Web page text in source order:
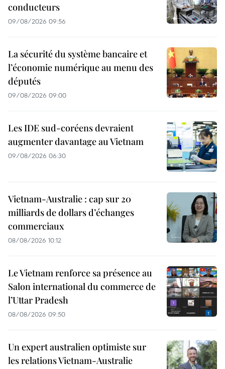
conducteurs
09/08/2026 09:56
La sécurité du système bancaire et
l’économie numérique au menu des
députés
09/08/2026 09:00
Les IDE sud-coréens devraient
augmenter davantage au Vietnam
09/08/2026 06:30
Vietnam-Australie : cap sur 20
milliards de dollars d’échanges
commerciaux
08/08/2026 10:12
Le Vietnam renforce sa présence au
Salon international du commerce de
l’Uttar Pradesh
08/08/2026 09:50
Un expert australien optimiste sur
les relations Vietnam-Australie